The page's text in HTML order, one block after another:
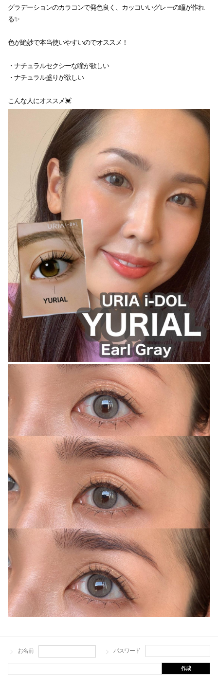
グラデーションのカラコンで発色良く、カッコいいグレーの瞳が作れ
る✨
色が絶妙で本当使いやすいのでオススメ！
・ナチュラルセクシーな瞳が欲しい
・ナチュラル盛りが欲しい
こんな人にオススメ💓
お名前 パスワード
作成